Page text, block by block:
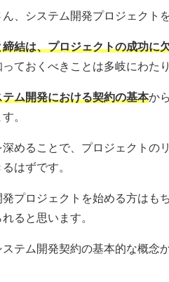
、システム開発プロジェクト
結は、プロジェクトの成功に
ておくべきことは多岐にわたり
テム開発における契約の基本か
。
めることで、プロジェクトの
はずです。
プロジェクトを始める方はも
ると思います。
テム開発契約の基本的な概念